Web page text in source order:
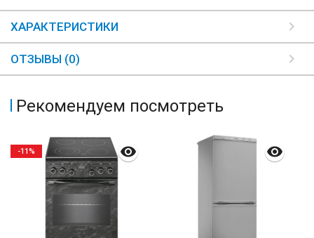
ХАРАКТЕРИСТИКИ
ОТЗЫВЫ (0)
Рекомендуем посмотреть
-11%